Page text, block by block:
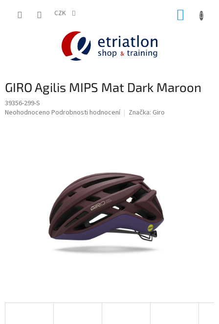
CZK
GIRO Agilis MIPS Mat Dark Maroon
39356-299-S
Průměrné
Neohodnoceno Podrobnosti hodnocení Značka: Giro
shop.etriatlon.cz - Chat